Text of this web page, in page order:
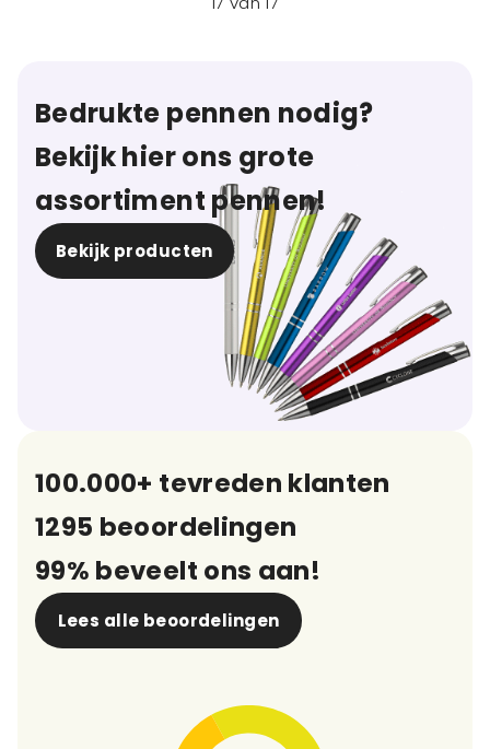
Bedrukte pennen nodig?
Bekijk hier ons grote
assortiment pennen!
Bekijk producten
100.000+ tevreden klanten
1295 beoordelingen
99% beveelt ons aan!
Lees alle beoordelingen